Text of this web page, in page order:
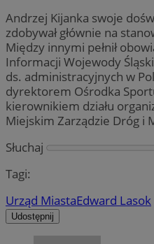
Andrzej Kijanka swoje
zdobywał głównie na
Między innymi pełnił
Informacji Wojewody
ds. administracyjnych w
dyrektorem Ośrodka
kierownikiem działu
Miejskim Zarządzie Dróg i
Słuchaj
Tagi:
Urząd MiastaEdward Lasok
Udostępnij